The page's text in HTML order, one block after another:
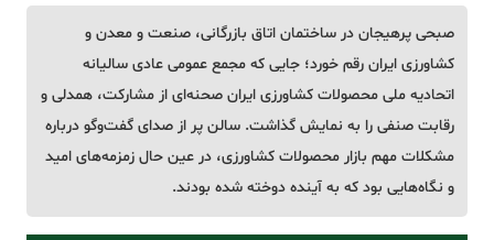
صبحی پرهیجان در ساختمان اتاق بازرگانی، صنعت و معدن و
کشاورزی ایران رقم خورد؛ جایی که مجمع عمومی عادی سالیانه
اتحادیه ملی محصولات کشاورزی ایران صحنه‌ای از مشارکت، همدلی و
رقابت صنفی را به نمایش گذاشت. سالن پر از صدای گفت‌وگو درباره
مشکلات مهم بازار محصولات کشاورزی، در عین حال زمزمه‌های امید
و نگاه‌هایی بود که به آینده دوخته شده بودند.